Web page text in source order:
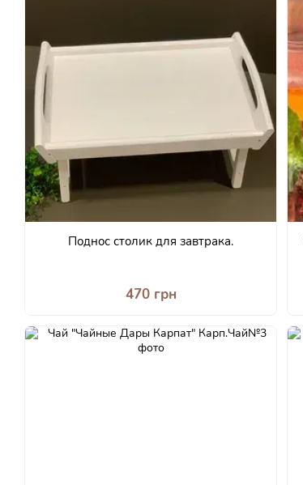
Поднос столик для завтрака.
470 грн